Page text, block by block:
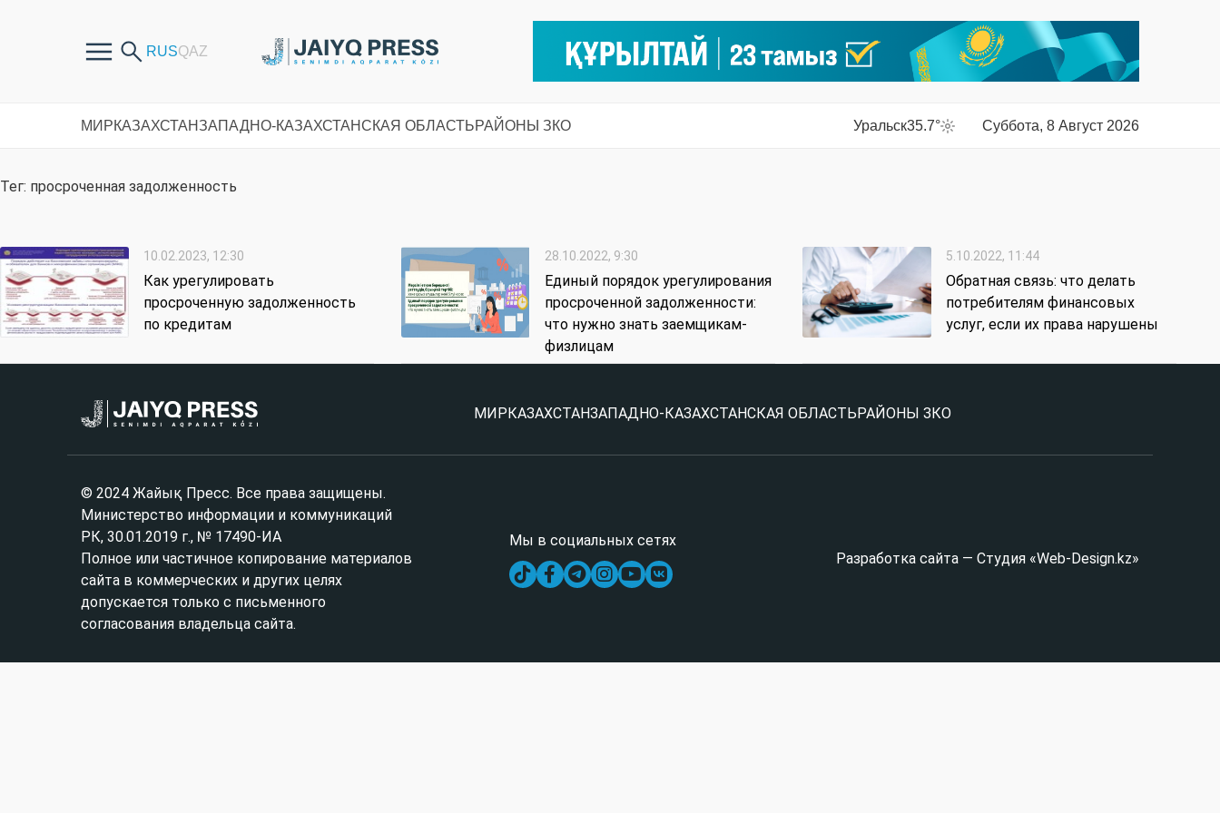
МИРКАЗАХСТАНЗАПАДНО-КАЗАХСТАНСКАЯ ОБЛАСТЬРАЙОНЫ ЗКО Уральск35.7° Суббота, 8 Август 2026
Тег: просроченная задолженность
10.02.2023, 12:30
Как урегулировать
просроченную задолженность
по кредитам
28.10.2022, 9:30
Единый порядок урегулирования
просроченной задолженности:
что нужно знать заемщикам-
физлицам
5.10.2022, 11:44
Обратная связь: что делать
потребителям финансовых
услуг, если их права нарушены
МИР КАЗАХСТАНЗАПАДНО-КАЗАХСТАНСКАЯ ОБЛАСТЬ РАЙОНЫ ЗКО
© 2024 Жайық Пресс. Все права защищены.
Министерство информации и коммуникаций
РК, 30.01.2019 г., № 17490-ИА
Полное или частичное копирование материалов
сайта в коммерческих и других целях
допускается только с письменного
согласования владельца сайта.
Мы в социальных сетях
Разработка сайта — Студия «Web-Design.kz»